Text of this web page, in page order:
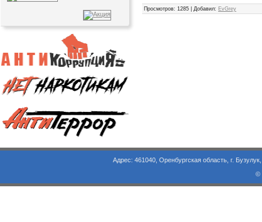
Просмотров: 1285 | Добавил: EvGrey
Адрес: 461040, Оренбургская область, г. Бузулук, ул.
©